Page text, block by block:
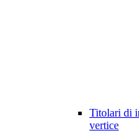
Titolari di
vertice